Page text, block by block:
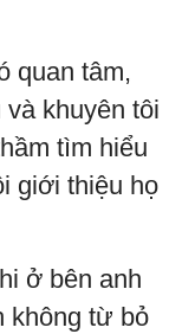
quan tâm,
và khuyên tôi
tìm hiểu
giới thiệu họ
ở bên anh
không từ bỏ